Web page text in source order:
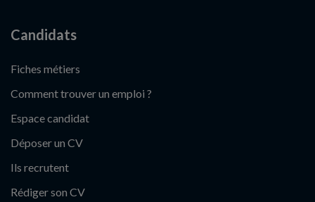
Candidats
Fiches métiers
Comment trouver un emploi ?
Espace candidat
Déposer un CV
Ils recrutent
Rédiger son CV